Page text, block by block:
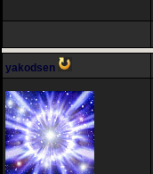
yakodsen